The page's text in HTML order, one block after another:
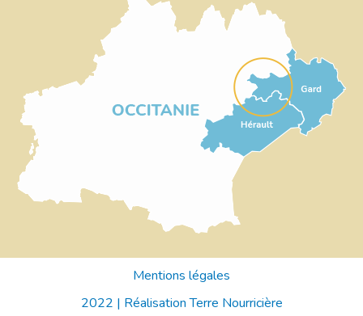
Mentions légales
2022 | Réalisation Terre Nourricière